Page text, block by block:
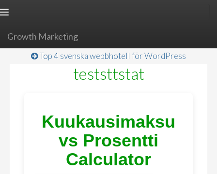
Growth Marketing
Top 4 svenska webbhotell för WordPress
teststtstat
Kuukausimaksu
vs Prosentti
Calculator